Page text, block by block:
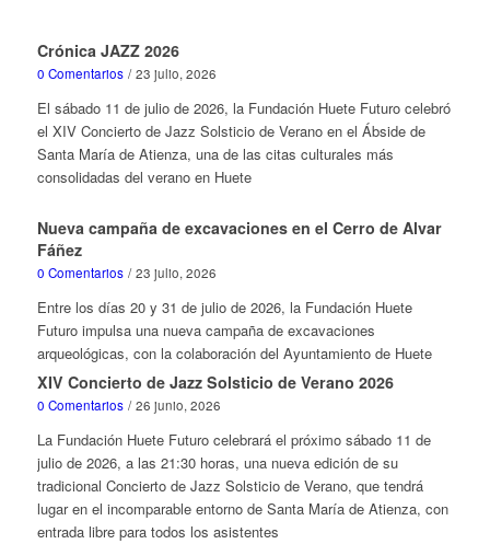
Crónica JAZZ 2026
0 Comentarios / 23 julio, 2026
El sábado 11 de julio de 2026, la Fundación Huete Futuro celebró
el XIV Concierto de Jazz Solsticio de Verano en el Ábside de
Santa María de Atienza, una de las citas culturales más
consolidadas del verano en Huete
Nueva campaña de excavaciones en el Cerro de Alvar
Fáñez
0 Comentarios / 23 julio, 2026
Entre los días 20 y 31 de julio de 2026, la Fundación Huete
Futuro impulsa una nueva campaña de excavaciones
arqueológicas, con la colaboración del Ayuntamiento de Huete
XIV Concierto de Jazz Solsticio de Verano 2026
0 Comentarios / 26 junio, 2026
La Fundación Huete Futuro celebrará el próximo sábado 11 de
julio de 2026, a las 21:30 horas, una nueva edición de su
tradicional Concierto de Jazz Solsticio de Verano, que tendrá
lugar en el incomparable entorno de Santa María de Atienza, con
entrada libre para todos los asistentes